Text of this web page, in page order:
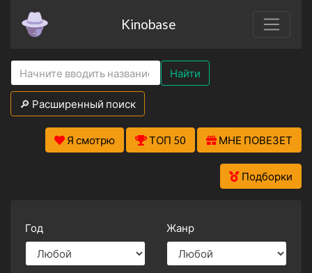
Kinobase
Найти
🔎 Расширенный поиск
Я смотрю ТОП 50 МНЕ ПОВЕЗЕТ
Подборки
Год Жанр